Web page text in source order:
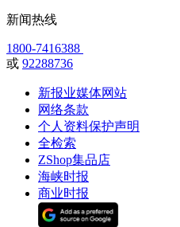
新闻热线
1800-7416388
或 92288736
新报业媒体网站
网络条款
个人资料保护声明
全检索
ZShop集品店
海峡时报
商业时报